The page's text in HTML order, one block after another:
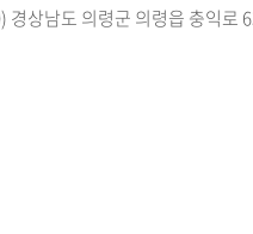
경상남도 의령군 의령읍 충익로